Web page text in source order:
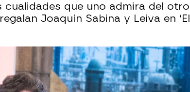
que uno admira del otro
Joaquín Sabina y Leiva en ‘El
“Bebo por prescripción facultativa”